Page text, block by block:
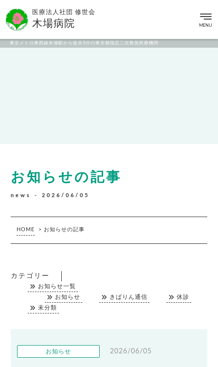
東京メトロ東西線木場駅から徒歩3分の東京都指定二次救急医療機関
医療法人社団 修世会
木場病院 MENU
お知らせの記事
news -2026/06/05
HOME > お知らせの記事
カテゴリー
お知らせ一覧
お知らせ
きばりん通信
休診
未分類
お知らせ 2026/06/05